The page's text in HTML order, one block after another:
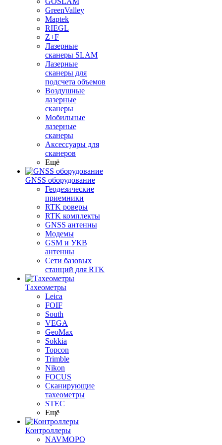
GreenValley
Maptek
RIEGL
Z+F
Лазерные
сканеры SLAM
Лазерные
сканеры для
подсчета объемов
Воздушные
лазерные
сканеры
Мобильные
лазерные
сканеры
Аксессуары для
сканеров
Ещё
GNSS оборудование
Геодезические
приемники
RTK роверы
RTK комплекты
GNSS антенны
Модемы
GSM и УКВ
антенны
Сети базовых
станций для RTK
Тахеометры
Leica
FOIF
South
VEGA
GeoMax
Sokkia
Topcon
Trimble
Nikon
FOCUS
Сканирующие
тахеометры
STEC
Ещё
Контроллеры
NAVMOPO